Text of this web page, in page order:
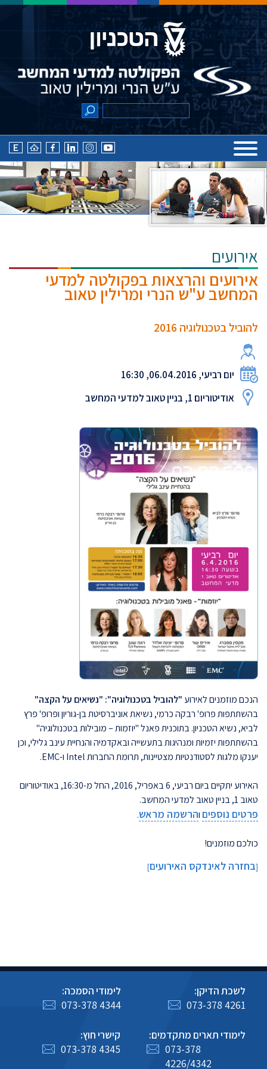
אירועים
אירועים והרצאות בפקולטה למדעי
המחשב ע"ש הנרי ומרילין טאוב
להוביל בטכנולוגיה 2016
יום רביעי, 06.04.2016, 16:30
אודיטוריום 1, בניין טאוב למדעי המחשב
הנכם מוזמנים לאירוע "להוביל בטכנולוגיה": "נשיאים על הקצה"
בהשתתפות פרופ' רבקה כרמי, נשיאת אוניברסיטת בן-גוריון ופרופ' פרץ
לביא, נשיא הטכניון. בתוכנית פאנל "יוזמות – מובילות בטכנולוגיה"
בהשתתפות יזמיות ומנהיגות בתעשייה ובאקדמיה והנחיית עינב גלילי, וכן
יענקו מלגות לסטודנטיות מצטיינות, תרומת החברות Intel ו-EMC.
האירוע יתקיים ביום רביעי, 6 באפריל, 2016, החל מ-16:30, באודיטוריום
טאוב 1, בניין טאוב למדעי המחשב.
פרטים נוספים והרשמה מראש.
כולכם מוזמנים!
[בחזרה לאינדקס האירועים]
לשכת הדיקן:
073-378 4261
לימודי הסמכה:
073-378 4344
לימודי תארים מתקדמים:
073-378
4226/4342
קישרי חוץ:
073-378 4345